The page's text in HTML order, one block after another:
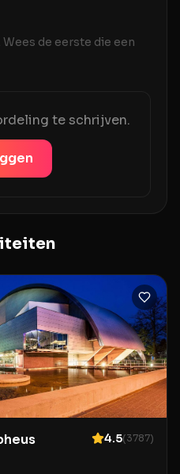
de eerste die een
te schrijven.
4.5(3787)